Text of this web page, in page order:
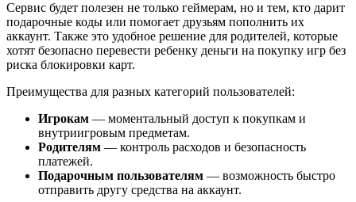
Сервис будет полезен не только геймерам, но и тем, кто дарит
подарочные коды или помогает друзьям пополнить их
аккаунт. Также это удобное решение для родителей, которые
хотят безопасно перевести ребенку деньги на покупку игр без
риска блокировки карт.
Преимущества для разных категорий пользователей:
Игрокам — моментальный доступ к покупкам и
внутриигровым предметам.
Родителям — контроль расходов и безопасность
платежей.
Подарочным пользователям — возможность быстро
отправить другу средства на аккаунт.